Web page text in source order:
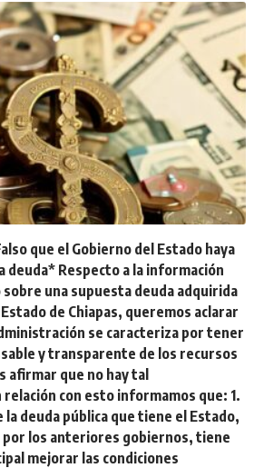
que el Gobierno del Estado haya
deuda* Respecto a la información
una supuesta deuda adquirida
de Chiapas, queremos aclarar
se caracteriza por tener
y transparente de los recursos
afirmar que no hay tal
con esto informamos que: 1.
la deuda pública que tiene el Estado,
por los anteriores gobiernos, tiene
mejorar las condiciones